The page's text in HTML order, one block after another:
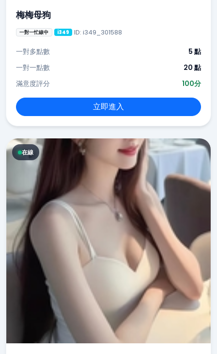
梅梅母狗
一對一忙線中 i349 ID: i349_301588
一對多點數
5 點
一對一點數
20 點
滿意度評分
100分
立即進入
在線